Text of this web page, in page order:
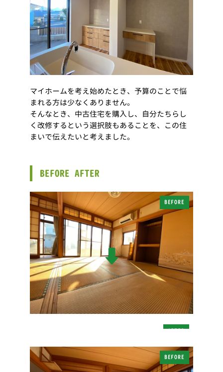
マイホームを考え始めたとき、予算のことで悩
まれる方は少なくありません。
そんなとき、中古住宅を購入し、自分たちらし
く改修するという選択肢もあることを、この住
まいで伝えたいと考えました。
BEFORE AFTER